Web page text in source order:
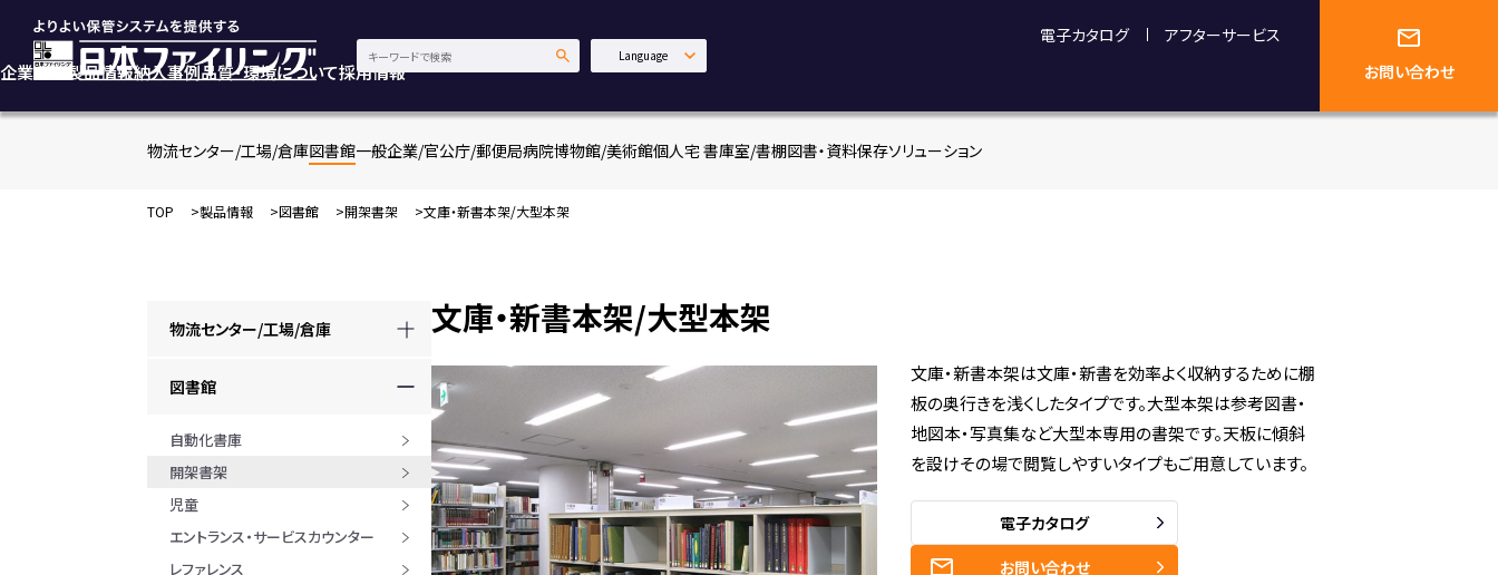
Language
English
中文繁體
電子カタログ
アフターサービス
お問い合わせ
企業情報製品情報納入事例品質・環境について採用情報
物流センター/工場/倉庫図書館一般企業/官公庁/郵便局病院博物館/美術館個人宅 書庫室/書棚図書・資料保存ソリューション
TOP 製品情報 図書館 開架書架 文庫・新書本架/大型本架
文庫・新書本架/大型本架
文庫・新書本架は文庫・新書を効率よく収納するために棚
板の奥行きを浅くしたタイプです。大型本架は参考図書・
地図本・写真集など大型本専用の書架です。天板に傾斜
を設けその場で閲覧しやすいタイプもご用意しています。
電子カタログ
お問い合わせ
物流センター/工場/倉庫
図書館
自動化書庫
開架書架
児童
エントランス・サービスカウンター
レファレンス